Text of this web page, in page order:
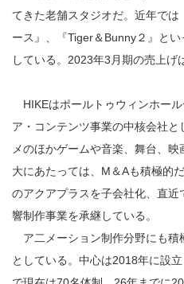
てきた老舗スタジオだ。近年で
ース』、『Tiger＆Bunny２』と
している。2023年3月期の売上げ
HIKEはポールトゥウィンホー
ア・コンテンツ事業の中核会社
メのほかゲームや音楽、舞台、
大にあたっては、M＆Aも積極的
のアクアプラスを子会社化、直
響制作事業を承継している。
ア二メーション制作分野にも積
としている。中心は2018年に設